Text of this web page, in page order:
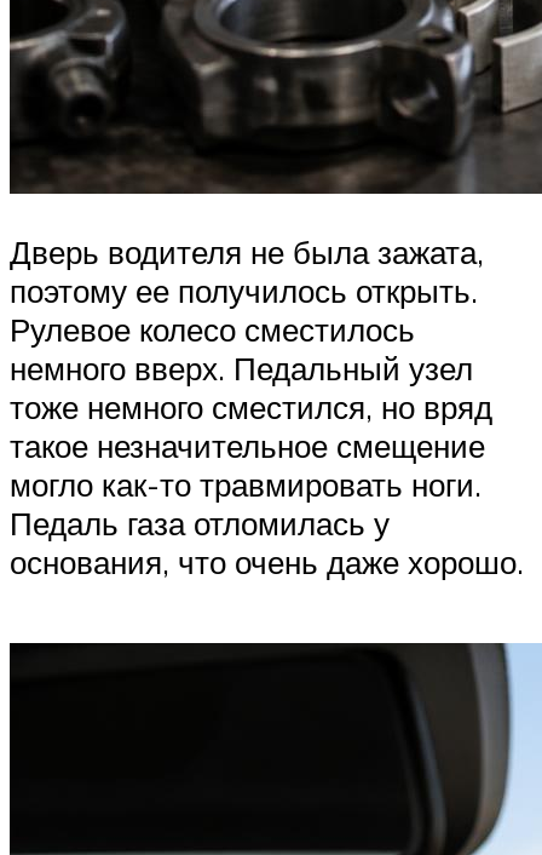
Дверь водителя не была зажата,
поэтому ее получилось открыть.
Рулевое колесо сместилось
немного вверх. Педальный узел
тоже немного сместился, но вряд
такое незначительное смещение
могло как-то травмировать ноги.
Педаль газа отломилась у
основания, что очень даже хорошо.